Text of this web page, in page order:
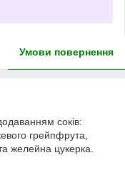
Умови повернення
соків:
грейпфрута,
желейна цукерка.